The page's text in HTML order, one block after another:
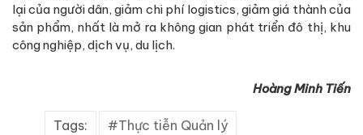
lại của người dân, giảm chi phí logistics, giảm giá thành của
sản phẩm, nhất là mở ra không gian phát triển đô thị, khu
công nghiệp, dịch vụ, du lịch.
Hoàng Minh Tiến
Tags: Thực tiễn Quản lý